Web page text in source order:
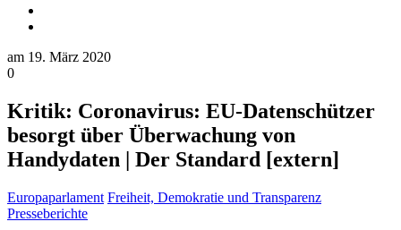
am 19. März 2020
0
Kritik: Coronavirus: EU-Datenschützer
besorgt über Überwachung von
Handydaten | Der Standard [extern]
Europaparlament Freiheit, Demokratie und Transparenz
Presseberichte